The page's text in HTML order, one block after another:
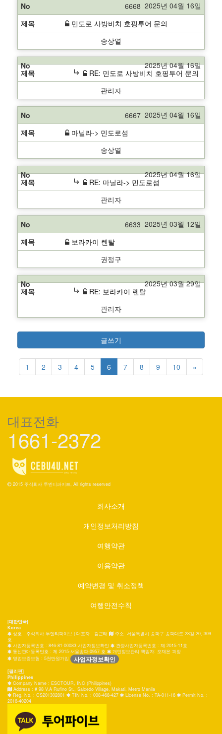
6668
민도로 사방비치 호핑투어 문의
송상열
2025년 04월 16일
subdirectory_arrow_right
RE: 민도로 사방비치 호핑투어 문의
관리자
2025년 04월 16일
6667
마닐라-> 민도로섬
송상열
2025년 04월 16일
subdirectory_arrow_right
RE: 마닐라-> 민도로섬
관리자
2025년 04월 16일
6633
보라카이 렌탈
권정구
2025년 03월 12일
subdirectory_arrow_right
RE: 보라카이 렌탈
관리자
2025년 03월 29일
글쓰기
1 2 3 4 5 6 7 8 9 10 »
대표전화
1661-2372
2015 주식회사 투엔티파이브, All rights reserved
회사소개
개인정보처리방침
여행약관
이용약관
예약변경 및 취소정책
여행안전수칙
[대한민국]
Korea
상호 : 주식회사 투엔티파이브 | 대표자 : 김근태
주소: 서울특별시 송파구 송파대로 28길 20, 309
호
사업자등록번호 : 846-81-00083 사업자정보확인
관광사업자등록번호 : 제 2015-11호
통신판매등록번호 : 제 2015-서울송파-0957 호
개인정보관리 책임자: 오재은 과장
영업보증보험 : 5천만원가입
사업자정보확인
[필리핀]
Philippines
Company Name : ESCTOUR, INC (Philippines)
Address : # 98 V.A Rufino St., Salcedo Village, Makati, Metro Manila
Reg. No. : CS201302801
TIN No. : 008-468-427 License No. : TA-011-16
Permit No. :
2016-40204